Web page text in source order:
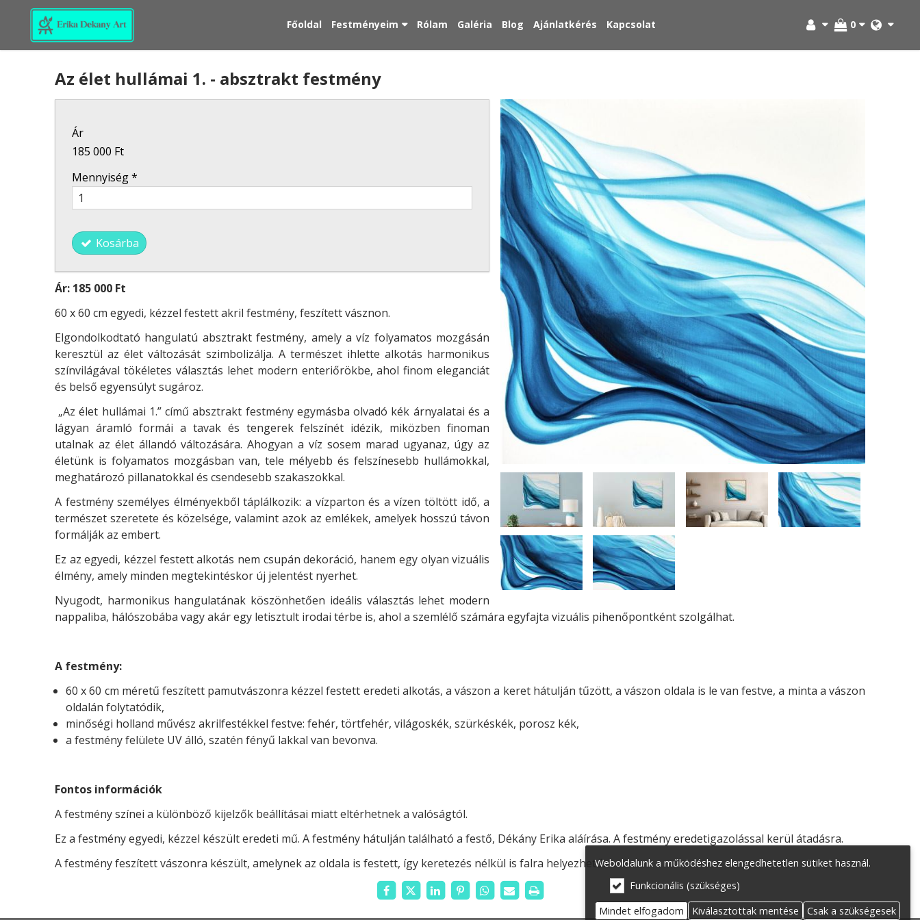
0
Főoldal Festményeim Rólam Galéria Blog Ajánlatkérés Kapcsolat
Az élet hullámai 1. - absztrakt festmény
Ár
185 000 Ft
Mennyiség*
Kosárba
Ár: 185 000 Ft
60 x 60 cm egyedi, kézzel festett akril festmény, feszített vásznon.
Elgondolkodtató hangulatú absztrakt festmény, amely a víz folyamatos mozgásán
keresztül az élet változását szimbolizálja. A természet ihlette alkotás harmonikus
színvilágával tökéletes választás lehet modern enteriőrökbe, ahol finom eleganciát
és belső egyensúlyt sugároz.
„Az élet hullámai 1.” című absztrakt festmény egymásba olvadó kék árnyalatai és a
lágyan áramló formái a tavak és tengerek felszínét idézik, miközben finoman
utalnak az élet állandó változására. Ahogyan a víz sosem marad ugyanaz, úgy az
életünk is folyamatos mozgásban van, tele mélyebb és felszínesebb hullámokkal,
meghatározó pillanatokkal és csendesebb szakaszokkal.
A festmény személyes élményekből táplálkozik: a vízparton és a vízen töltött idő, a
természet szeretete és közelsége, valamint azok az emlékek, amelyek hosszú távon
formálják az embert.
Ez az egyedi, kézzel festett alkotás nem csupán dekoráció, hanem egy olyan vizuális
élmény, amely minden megtekintéskor új jelentést nyerhet.
Nyugodt, harmonikus hangulatának köszönhetően ideális választás lehet modern
nappaliba, hálószobába vagy akár egy letisztult irodai térbe is, ahol a szemlélő számára egyfajta vizuális pihenőpontként szolgálhat.
A festmény:
60 x 60 cm méretű feszített pamutvászonra kézzel festett eredeti alkotás, a vászon a keret hátulján tűzött, a vászon oldala is le van festve, a minta a vászon
oldalán folytatódik,
minőségi holland művész akrilfestékkel festve: fehér, törtfehér, világoskék, szürkéskék, porosz kék,
a festmény felülete UV álló, szatén fényű lakkal van bevonva.
Fontos információk
A festmény színei a különböző kijelzők beállításai miatt eltérhetnek a valóságtól.
Ez a festmény egyedi, kézzel készült eredeti mű. A festmény hátulján található a festő, Dékány Erika aláírása. A festmény eredetigazolással kerül átadásra.
A festmény feszített vászonra készült, amelynek az oldala is festett, így keretezés nélkül is falra helyezhető.Weboldalunk a működéshez elengedhetetlen sütiket használ.
Funkcionális (szükséges)
Mindet elfogadom
Kiválasztottak mentése Csak a szükségesek